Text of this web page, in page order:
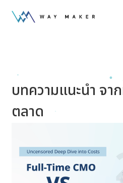
บทความแนะนำ จา
ตลาด